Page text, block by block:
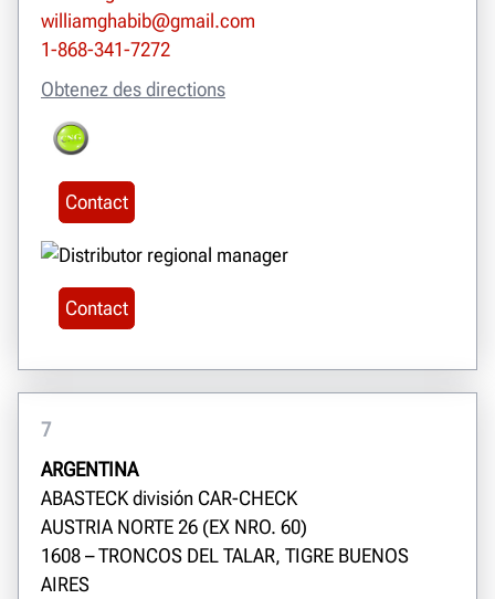
williamghabib@gmail.com
1-868-341-7272
Obtenez des directions
Contact
Contact
7
ARGENTINA
ABASTECK división CAR-CHECK
AUSTRIA NORTE 26 (EX NRO. 60)
1608 – TRONCOS DEL TALAR, TIGRE BUENOS
AIRES